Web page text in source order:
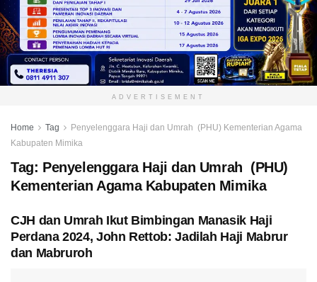
ADVERTISEMENT
Home Tag
Penyelenggara Haji dan Umrah (PHU) Kementerian Agama
Kabupaten Mimika
Tag: Penyelenggara Haji dan Umrah (PHU)
Kementerian Agama Kabupaten Mimika
CJH dan Umrah Ikut Bimbingan Manasik Haji
Perdana 2024, John Rettob: Jadilah Haji Mabrur
dan Mabruroh